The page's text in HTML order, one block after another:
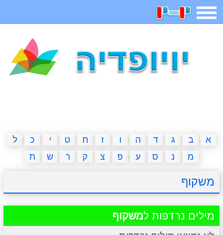
תפריט
איש תלוי מדריכים פוקימון גו מצא הבדלים
יצירה משחקי בנות אשליות חדשות
א ב ג ד ה ו ז ח ט י כ
ל
מ
נ ס ע פ צ ק ר ש ת
משקוף
מילים נרדפות למשקוף